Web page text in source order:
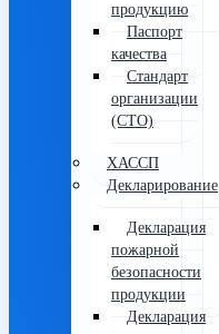
продукцию
Паспорт
качества
Стандарт
организации
(СТО)
ХАССП
Декларирование
Декларация
пожарной
безопасности
продукции
Декларация